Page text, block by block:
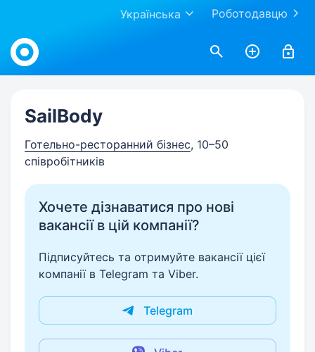
Роботодавцю
Українська
Work.ua
SailBody
Готельно-ресторанний бізнес, 10–50
співробітників
Хочете дізнаватися про нові
вакансії в цій компанії?
Підписуйтесь та отримуйте вакансії цієї
компанії в Telegram та Viber.
Telegram